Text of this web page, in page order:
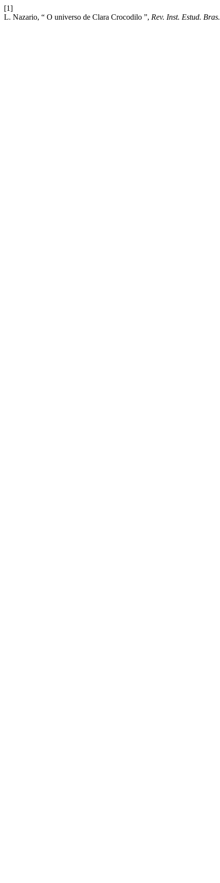
[1]
L. Nazario, “ O universo de Clara Crocodilo ”, Rev. Inst. Estud. Bras.